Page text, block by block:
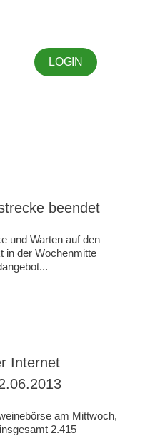
LOGIN
beendet
und Warten auf den
in der Wochenmitte
Internet
am Mittwoch,
2.415